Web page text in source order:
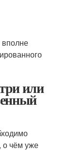
вполне
или
о чём уже